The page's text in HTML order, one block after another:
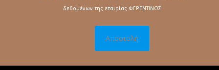
δεδομένων της εταιρίας ΦΕΡΕΝΤΙΝΟΣ